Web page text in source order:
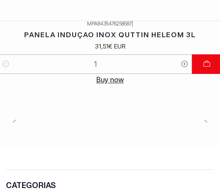
MPA8435476258587
PANELA INDUÇAO INOX QUTTIN HELEOM 3L
31,51€ EUR
Buy now
CATEGORIAS